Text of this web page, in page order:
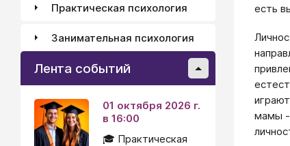
есть
мамы -
Практическая психология
Занимательная психология
Лента событий
01 октября 2026 г.
в 16:00
🎓 Практическая